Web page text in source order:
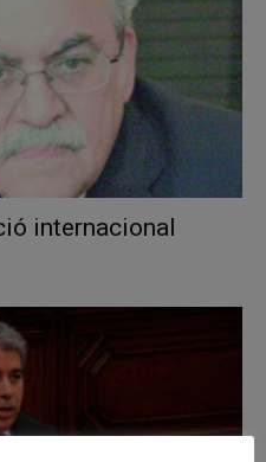
internacional